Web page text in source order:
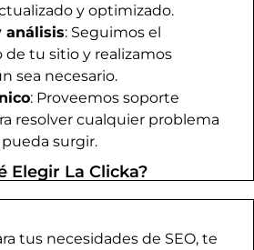
y optimizado.
análisis: Seguimos el
tu sitio y realizamos
sea necesario.
: Proveemos soporte
resolver cualquier problema
surgir.
Elegir La Clicka?
tus necesidades de SEO, te